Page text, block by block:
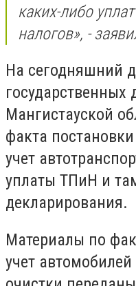
каких-либо
налогов», -
На сегодняшний
государственных
Мангистауской
факта
учет
уплаты ТПиН и
декларирования.
Материалы по
учет